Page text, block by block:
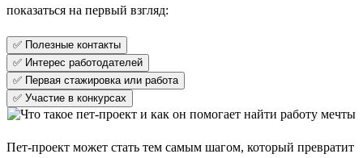
показаться на первый взгляд:
✅ Полезные контакты
✅ Интерес работодателей
✅ Первая стажировка или работа
✅ Участие в конкурсах
Пет-проект может стать тем самым шагом, который превратит